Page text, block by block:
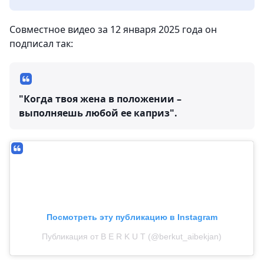
Совместное видео за 12 января 2025 года он
подписал так:
"Когда твоя жена в положении –
выполняешь любой ее каприз".
Посмотреть эту публикацию в Instagram
Публикация от B E R K U T (@berkut_aibekjan)